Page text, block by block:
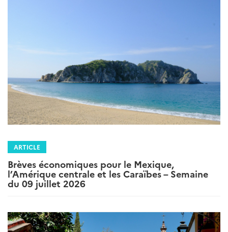
ARTICLE
Brèves économiques pour le Mexique,
l’Amérique centrale et les Caraïbes – Semaine
du 09 juillet 2026